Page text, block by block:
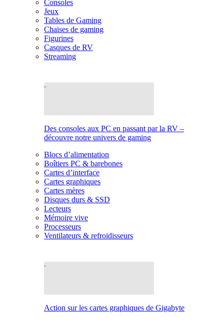
Consoles
Jeux
Tables de Gaming
Chaises de gaming
Figurines
Casques de RV
Streaming
Des consoles aux PC en passant par la RV –
découvre notre univers de gaming
Blocs d’alimentation
Boîtiers PC & barebones
Cartes d’interface
Cartes graphiques
Cartes mères
Disques durs & SSD
Lecteurs
Mémoire vive
Processeurs
Ventilateurs & refroidisseurs
Action sur les cartes graphiques de Gigabyte